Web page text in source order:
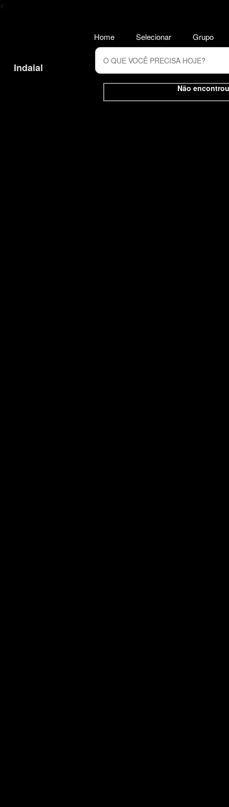
<
Indaial
Não
Home Selecionar Grupo